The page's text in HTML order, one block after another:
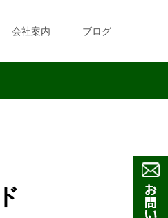
会社案内 ブログ